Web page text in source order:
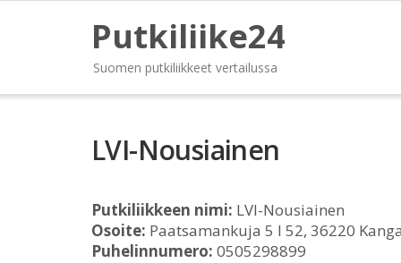
Putkiliike24
Suomen putkiliikkeet vertailussa
LVI-Nousiainen
Putkiliikkeen nimi: LVI-Nousiainen
Osoite: Paatsamankuja 5 I 52, 36220
Puhelinnumero: 0505298899